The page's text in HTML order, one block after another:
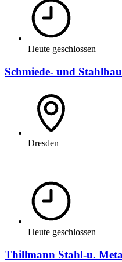
Heute geschlossen
Schmiede- und
Dresden
Heute geschlossen
Thillmann Stahl-u.